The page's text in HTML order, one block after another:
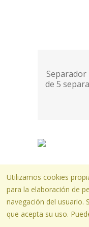
de 5
Utilizamos cookies
para la elaboración de
navegación del usuario.
que acepta su uso.